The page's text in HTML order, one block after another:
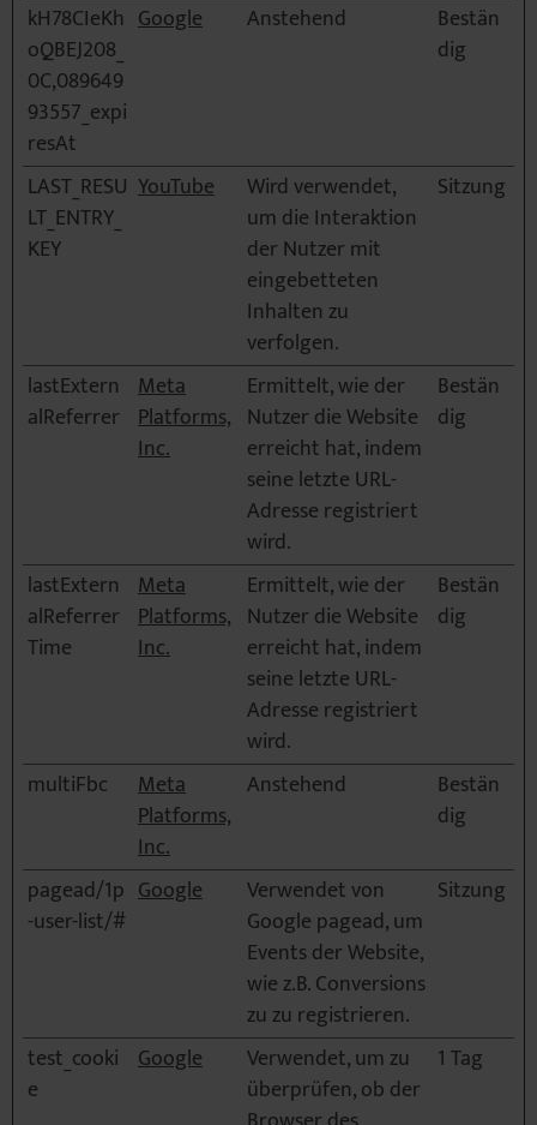
kH78CIeKh
oQBEJ208_
0C,089649
93557_expi
resAt
Google Anstehend
Bestän
dig
LAST_RESU
LT_ENTRY_
KEY
YouTube
Wird verwendet,
um die Interaktion
der Nutzer mit
eingebetteten
Inhalten zu
verfolgen.
Sitzung
lastExtern
alReferrer
Meta
Platforms,
Inc.
Ermittelt, wie der
Nutzer die Website
erreicht hat, indem
seine letzte URL-
Adresse registriert
wird.
Bestän
dig
lastExtern
alReferrer
Time
Meta
Platforms,
Inc.
Ermittelt, wie der
Nutzer die Website
erreicht hat, indem
seine letzte URL-
Adresse registriert
wird.
Bestän
dig
multiFbc
Meta
Platforms,
Inc.
Anstehend
Bestän
dig
pagead/1p
-user-list/#
Google
Verwendet von
Google pagead, um
Events der Website,
wie z.B. Conversions
zu zu registrieren.
Sitzung
test_cooki
e
Google
Verwendet, um zu
überprüfen, ob der
1 Tag